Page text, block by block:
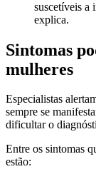
suscetíveis a
explica.
Sintomas
mulheres
Especialistas
sempre se
dificultar o
Entre os sintomas
estão: